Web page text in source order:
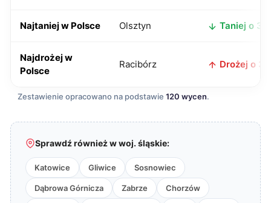
Najtaniej w Polsce Olsztyn Taniej o 3
Najdrożej w
Polsce
Racibórz Drożej o 3
Zestawienie opracowano na podstawie 120 wycen.
Sprawdź również w woj. śląskie:
Katowice Gliwice Sosnowiec
Dąbrowa Górnicza Zabrze Chorzów